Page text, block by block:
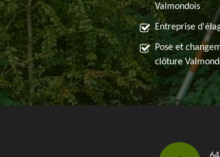
Valmondois
Entreprise
Pose et
clôture